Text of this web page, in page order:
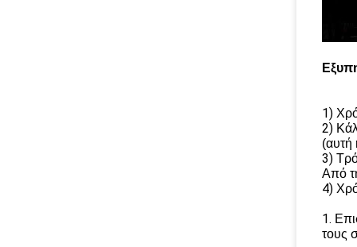
1)
2)
(αυτή
3)
Από
4)
1.
τους